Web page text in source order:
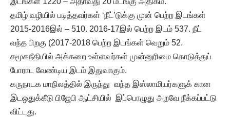
தமிழ் வழியில் படித்தவர்கள் ‘நீட்’டுக்கு முன் பெற்ற இடங்கள்
2015-2016இல் – 510. 2016-17இல் பெற்ற இடம் 537. நீட்
வந்த பிறகு (2017-2018 பெற்ற இடங்கள் வெறும் 52.
சமூகநீதியில் அக்கறை உள்ளவர்கள் முன்னுரிமை கொடுத்துப்
போராட வேண்டிய இடம் இதுவாகும்.
கருநாடக மாநிலத்தில் இருந்து வந்த இஸ்லாமியர்களுக் கான
இடஒதுக்கீடு பிஜேபி ஆட்சியில் இப்பொழுது அறவே நீக்கப்பட்டு
விட்டது.